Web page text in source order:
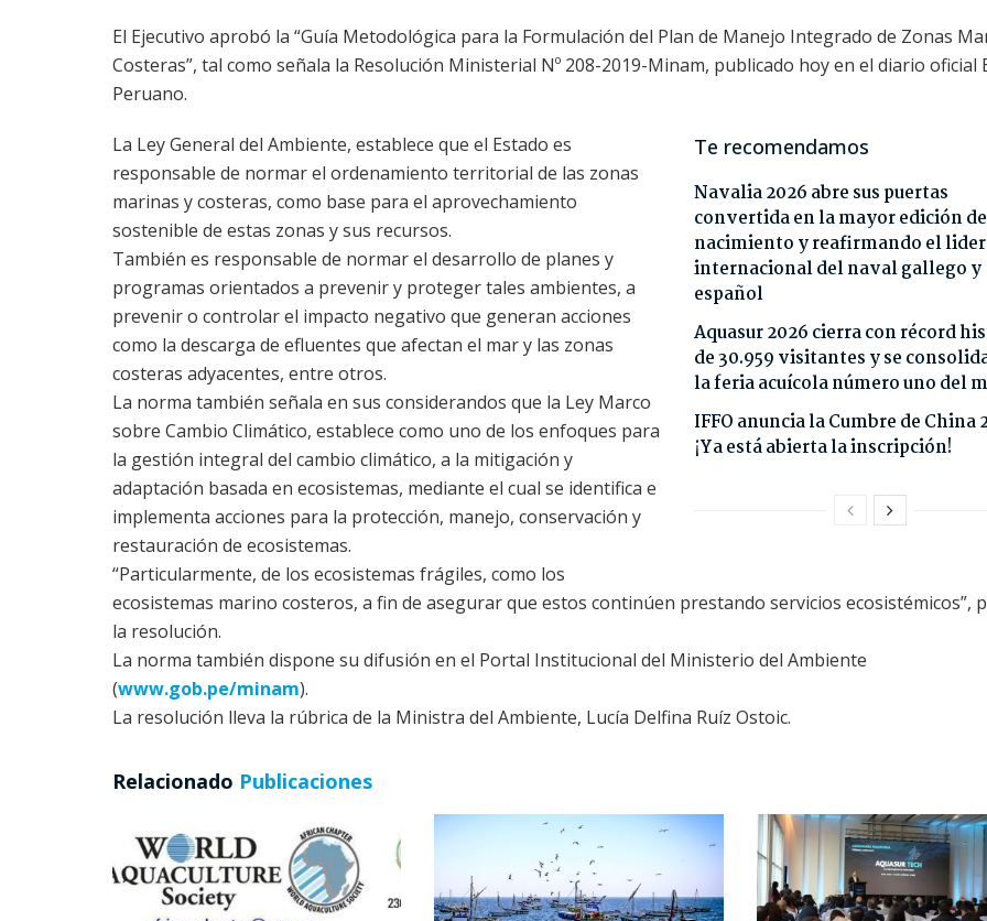
El Ejecutivo aprobó la “Guía Metodológica para la Formulación del Plan de Manejo Integrado de Zonas
Costeras”, tal como señala la Resolución Ministerial Nº 208-2019-Minam, publicado hoy en el diario oficial
Peruano.
Te recomendamos
Navalia 2026 abre sus puertas
convertida en la mayor edición
nacimiento y reafirmando el
internacional del naval gallego y
español
Aquasur 2026 cierra con récord
de 30.959 visitantes y se
la feria acuícola número uno del
IFFO anuncia la Cumbre de China
¡Ya está abierta la inscripción!
La Ley General del Ambiente, establece que el Estado es
responsable de normar el ordenamiento territorial de las zonas
marinas y costeras, como base para el aprovechamiento
sostenible de estas zonas y sus recursos.
También es responsable de normar el desarrollo de planes y
programas orientados a prevenir y proteger tales ambientes, a
prevenir o controlar el impacto negativo que generan acciones
como la descarga de efluentes que afectan el mar y las zonas
costeras adyacentes, entre otros.
La norma también señala en sus considerandos que la Ley Marco
sobre Cambio Climático, establece como uno de los enfoques para
la gestión integral del cambio climático, a la mitigación y
adaptación basada en ecosistemas, mediante el cual se identifica e
implementa acciones para la protección, manejo, conservación y
restauración de ecosistemas.
“Particularmente, de los ecosistemas frágiles, como los
ecosistemas marino costeros, a fin de asegurar que estos continúen prestando servicios ecosistémicos”,
la resolución.
La norma también dispone su difusión en el Portal Institucional del Ministerio del Ambiente
(www.gob.pe/minam).
La resolución lleva la rúbrica de la Ministra del Ambiente, Lucía Delfina Ruíz Ostoic.
Relacionado Publicaciones